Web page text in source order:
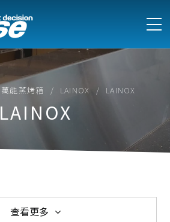
萬能蒸烤箱 LAINOX LAINOX
LAINOX
查看更多